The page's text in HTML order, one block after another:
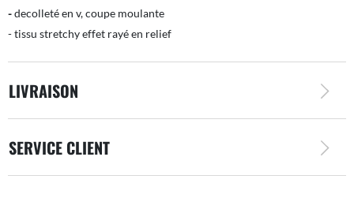
-decolleté en v, coupe moulante
- tissu stretchy effet rayé en relief
LIVRAISON
SERVICE CLIENT